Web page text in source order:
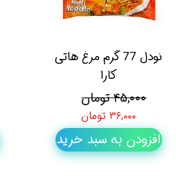
نودل 77 گرم مرغ هاتی
کارا
۴۵,۰۰۰ تومان
۳۶,۰۰۰ تومان
افزودن به سبد خرید